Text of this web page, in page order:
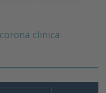
clinica